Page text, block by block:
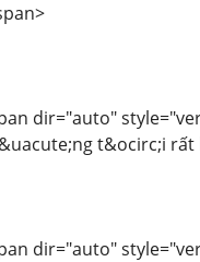
dir="auto"
t&ocirc;i rất
dir="auto"